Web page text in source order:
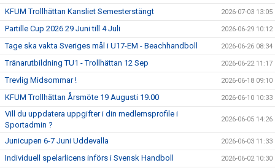
STYRELSEN
KFUM Trollhättan Kansliet Semesterstängt 2026-07-03 13:05
Partille Cup 2026 29 Juni till 4 Juli 2026-06-29 10:12
Tage ska vakta Sveriges mål i U17-EM - Beachhandboll 2026-06-26 08:34
Tränarutbildning TU1 - Trollhättan 12 Sep 2026-06-22 11:17
Trevlig Midsommar ! 2026-06-18 09:10
KFUM Trollhättan Årsmöte 19 Augusti 19.00 2026-06-10 10:33
Vill du uppdatera uppgifter i din medlemsprofile i
Sportadmin ?
2026-06-05 14:26
Junicupen 6-7 Juni Uddevalla 2026-06-03 11:33
Individuell spelarlicens införs i Svensk Handboll 2026-06-02 10:30